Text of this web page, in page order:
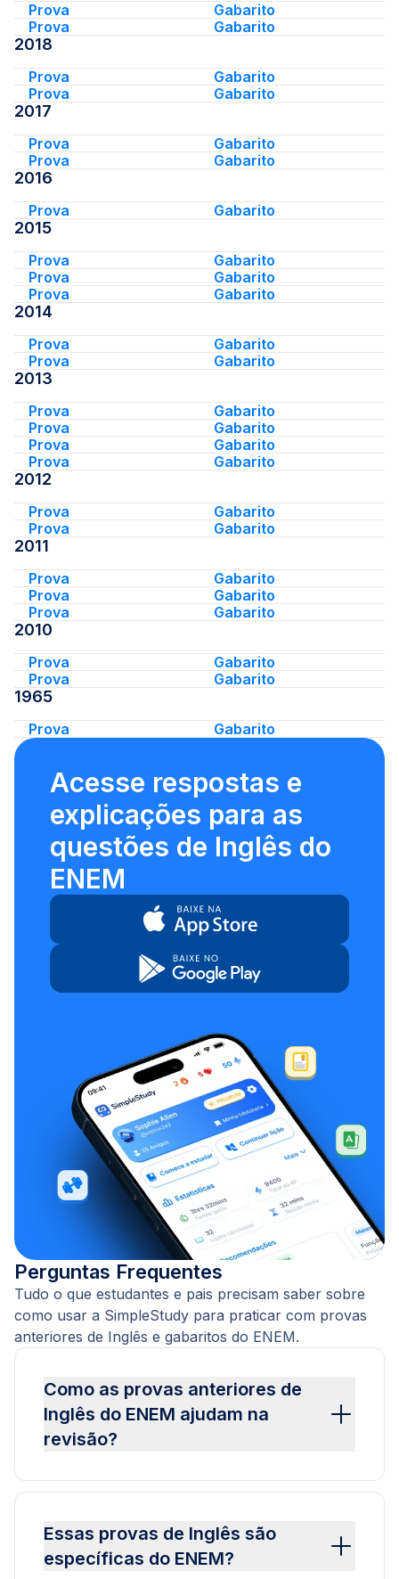
Prova
Gabarito
Prova
Gabarito
2018
Prova
Gabarito
Prova
Gabarito
2017
Prova
Gabarito
Prova
Gabarito
2016
Prova Gabarito
2015
Prova
Gabarito
Prova
Gabarito
Prova
Gabarito
2014
Prova
Gabarito
Prova
Gabarito
2013
Prova
Gabarito
Prova
Gabarito
Prova
Gabarito
Prova
Gabarito
2012
Prova
Gabarito
Prova
Gabarito
2011
Prova
Gabarito
Prova
Gabarito
Prova
Gabarito
2010
Prova
Gabarito
Prova
Gabarito
1965
Prova Gabarito
Acesse respostas e
explicações para as
questões de Inglês do
ENEM
Perguntas Frequentes
Tudo o que estudantes e pais precisam saber sobre
como usar a SimpleStudy para praticar com provas
anteriores de Inglês e gabaritos do ENEM.
Como as provas anteriores de
Inglês do ENEM ajudam na
revisão?
Essas provas de Inglês são
específicas do ENEM?